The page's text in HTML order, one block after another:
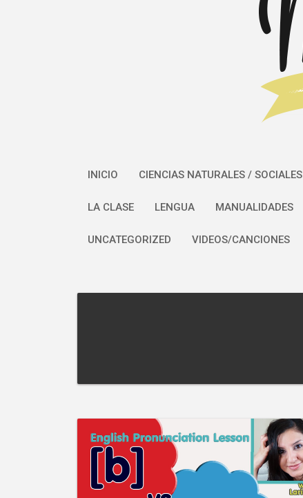
INICIO CIENCIAS NATURALES / SOCIALES
LA CLASE LENGUA MANUALIDADES
UNCATEGORIZED VIDEOS/CANCIONES